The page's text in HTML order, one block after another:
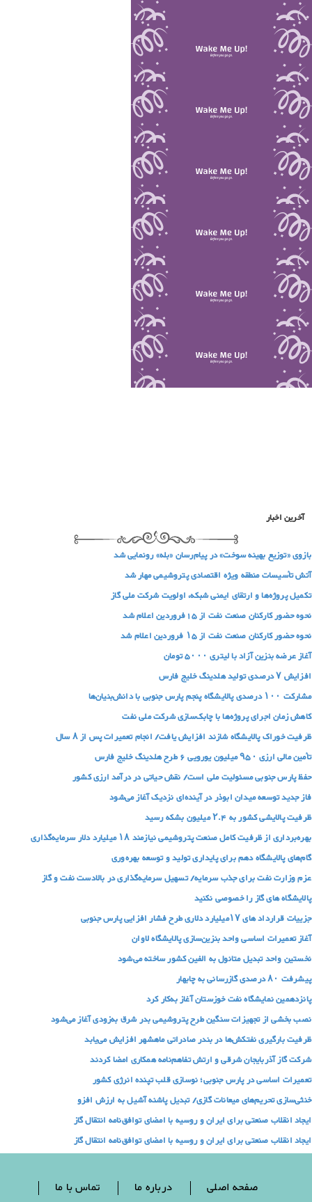
آخرین اخبار
بازوی «توزیع بهینه سوخت» در پیام‌رسان «بله» رونمایی شد
آتش تأسیسات منطقه ویژه اقتصادی پتروشیمی مهار شد
تکمیل پروژه‌ها و ارتقای ایمنی شبکه، اولویت شرکت ملی گاز
نحوه حضور کارکنان صنعت نفت از 15فروردین اعلام شد
نحوه حضور کارکنان صنعت نفت از ۱۵ فروردین اعلام شد
آغاز عرضه بنزین آزاد با لیتری ۵۰۰۰ تومان
افزایش ۷ درصدی تولید هلدینگ خلیج فارس
مشارکت ۱۰۰ درصدی پالایشگاه پنجم پارس جنوبی با دانش‌بنیان‌ها
کاهش زمان اجرای پروژه‌ها با چابک‌سازی شرکت ملی نفت
ظرفیت خوراک پالایشگاه شازند افزایش یافت/ انجام تعمیرات پس از ۸ سال
تأمین مالی ارزی ۹۵۰ میلیون یورویی ۶ طرح‌ هلدینگ خلیج‌ فارس
حفظ پارس جنوبی مسئولیت ملی است/ نقش حیاتی در درآمد ارزی کشور
فاز جدید توسعه میدان ابوذر در آینده‌ای نزدیک آغاز می‌شود
ظرفیت پالایشی کشور به ۲.۴ میلیون بشکه رسید
بهره‌برداری از ظرفیت کامل صنعت پتروشیمی نیازمند ۱۸ میلیارد دلار سرمایه‌گذاری
گام‌های پالایشگاه دهم برای پایداری تولید و توسعه بهره‌وری
عزم وزارت نفت برای جذب سرمایه/ تسهیل سرمایه‌گذاری در بالادست نفت و گاز
پالایشگاه های گاز را خصوصی نکنید
جزییات قرارداد های ۱۷میلیارد دلاری طرح فشار افزایی پارس جنوبی
آغاز تعمیرات اساسی واحد بنزین‌سازی پالایشگاه لاوان
نخستین واحد تبدیل متانول به الفین کشور ساخته می‌شود
پیشرفت ۸۰ درصدی گازرسانی به چابهار
پانزدهمین نمایشگاه نفت خوزستان آغاز به‌کار کرد
نصب بخشی از تجهیزات سنگین طرح پتروشیمی بدر شرق به‌زودی آغاز می‌شود
ظرفیت بارگیری نفتکش‌ها در بندر صادراتی ماهشهر افزایش می‌یابد
شرکت گاز آذربایجان شرقی و ارتش تفاهم‌نامه همکاری امضا کردند
تعمیرات اساسی در پارس‌ جنوبی؛ نوسازی قلب تپنده انرژی کشور
خنثی‌سازی تحریم‌های میعانات گازی/ تبدیل پاشنه آشیل به ارزش افزو
ایجاد انقلاب صنعتی برای ایران و روسیه با امضای توافق‌نامه انتقال گاز
ایجاد انقلاب صنعتی برای ایران و روسیه با امضای توافق‌نامه انتقال گاز
صفحه اصلی درباره ما تماس با ما